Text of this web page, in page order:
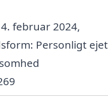
februar 2024,
Personligt ejet